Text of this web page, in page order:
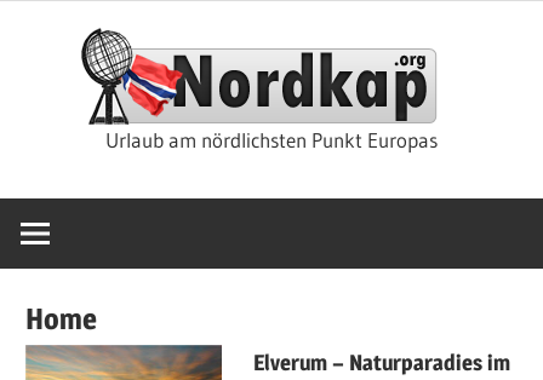
&
Urlaub am nördlichsten Punkt Europas
Home
Elverum – Naturparadies im